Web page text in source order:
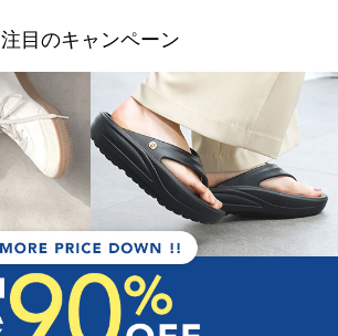
注目のキャンペーン